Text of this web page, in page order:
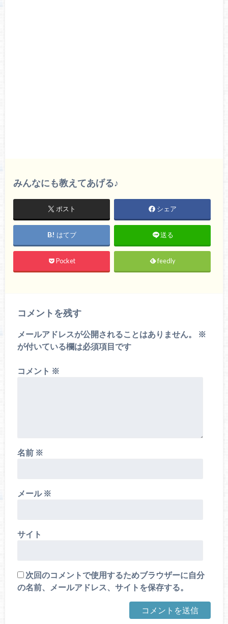
みんなにも教えてあげる♪
ポスト シェア
はてブ 送る
Pocket feedly
コメントを残す
メールアドレスが公開されることはありません。
※
が付いている欄は必須項目です
コメント ※
名前 ※
メール ※
サイト
次回のコメントで使用するためブラウザーに自分
の名前、メールアドレス、サイトを保存する。